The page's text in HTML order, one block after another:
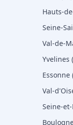
Hauts-
Seine-
Val-de-
Yvelines
Essonne
Val-
Seine-